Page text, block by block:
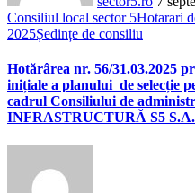
Consiliul local sector 5Hotarari
2025Ședințe de consiliu
Hotărârea nr. 56/31.03.2025
inițiale a planului de selecție
cadrul Consiliului de
INFRASTRUCTURĂ S5 S.A.